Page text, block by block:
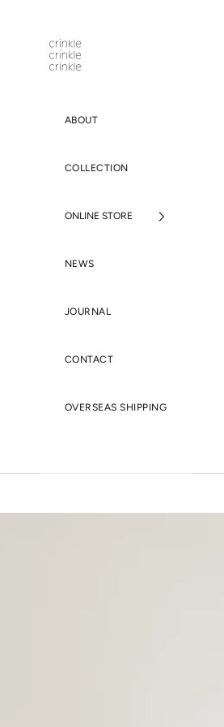
ABOUT
COLLECTION
ONLINE STORE
NEWS
JOURNAL
CONTACT
OVERSEAS SHIPPING